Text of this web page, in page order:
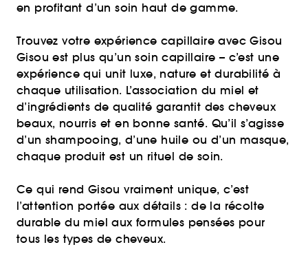
en profitant d’un soin haut de gamme.
Trouvez votre expérience capillaire avec Gisou
Gisou est plus qu’un soin capillaire – c’est une
expérience qui unit luxe, nature et durabilité à
chaque utilisation. L’association du miel et
d’ingrédients de qualité garantit des cheveux
beaux, nourris et en bonne santé. Qu’il s’agisse
d’un shampooing, d’une huile ou d’un masque,
chaque produit est un rituel de soin.
Ce qui rend Gisou vraiment unique, c’est
l’attention portée aux détails : de la récolte
durable du miel aux formules pensées pour
tous les types de cheveux.